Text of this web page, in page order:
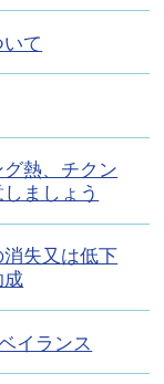
て
熱、チクン
ましょう
失又は低下
成
イランス